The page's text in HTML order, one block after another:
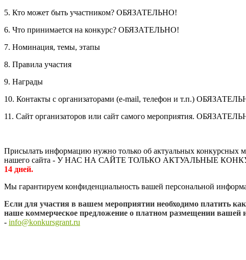
5. Кто может быть участником? ОБЯЗАТЕЛЬНО!
6. Что принимается на конкурс? ОБЯЗАТЕЛЬНО!
7. Номинация, темы, этапы
8. Правила участия
9. Награды
10. Контакты с организаторами (e-mail, телефон и т.п.)
11. Сайт организаторов или сайт самого мероприятия.
Присылать информацию нужно только об актуальных конкурсных
нашего сайта - У НАС НА САЙТЕ ТОЛЬКО АКТУАЛЬНЫЕ КОНКУРСЫ!
14 дней.
Мы гарантируем конфиденциальность вашей персональной
Если для участия в вашем мероприятии необходимо платить
наше коммерческое предложение о платном размещении вашей
- info@konkursgrant.ru